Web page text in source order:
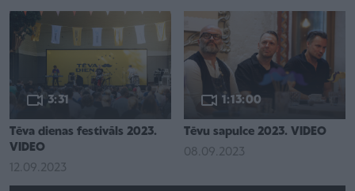
3:31
Tēva dienas festivāls 2023.
VIDEO
12.09.2023
1:13:00
Tēvu sapulce 2023. VIDEO
08.09.2023